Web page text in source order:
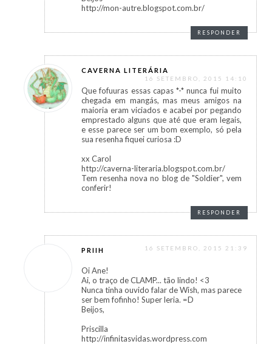
http://mon-autre.blogspot.com.br/
RESPONDER
CAVERNA LITERÁRIA
16 SETEMBRO, 2015 14:10
Que fofuuras essas capas *-* nunca fui muito
chegada em mangás, mas meus amigos na
maioria eram viciados e acabei por pegando
emprestado alguns que até que eram legais,
e esse parece ser um bom exemplo, só pela
sua resenha fiquei curiosa :D
xx Carol
http://caverna-literaria.blogspot.com.br/
Tem resenha nova no blog de "Soldier", vem
conferir!
RESPONDER
PRIIH 16 SETEMBRO, 2015 21:39
Oi Ane!
Ai, o traço de CLAMP... tão lindo! <3
Nunca tinha ouvido falar de Wish, mas parece
ser bem fofinho! Super leria. =D
Beijos,
Priscilla
http://infinitasvidas.wordpress.com